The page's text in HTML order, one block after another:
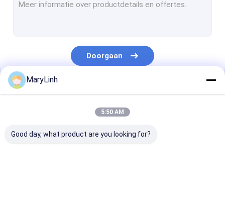
Fiber Optic Terminal Box
De Multiplextelegraaf van de golflengteafdeling
Fiber Optic Attenuator
Doorgaan
Onze Categorieën
MaryLinh
5:50 AM
Good day, what product are you looking for?